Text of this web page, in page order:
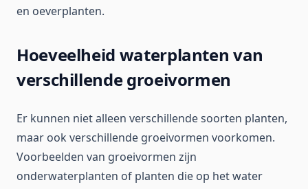
en oeverplanten.
Hoeveelheid waterplanten van
verschillende groeivormen
Er kunnen niet alleen verschillende soorten planten,
maar ook verschillende groeivormen voorkomen.
Voorbeelden van groeivormen zijn
onderwaterplanten of planten die op het water